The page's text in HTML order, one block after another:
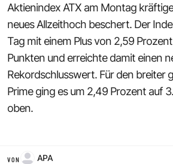
Aktienindex ATX am Montag
neues Allzeithoch beschert. Der
Tag mit einem Plus von 2,59
Punkten und erreichte damit einen
Rekordschlusswert. Für den breiter
Prime ging es um 2,49 Prozent auf
oben.
VON APA